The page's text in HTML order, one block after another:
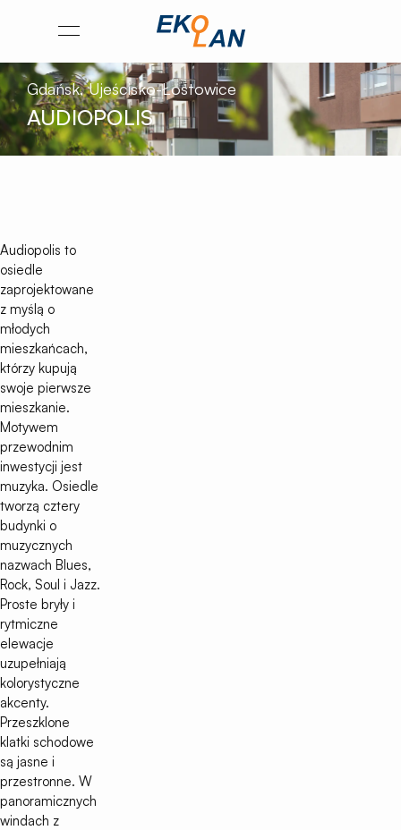
Przejdź
stronę
główną
Ekolan
Otwórz
Gdańsk, Ujeścisko-Łostowice
AUDIOPOLIS
Audiopolis to
osiedle
zaprojektowane
z myślą o
młodych
mieszkańcach,
którzy kupują
swoje pierwsze
mieszkanie.
Motywem
przewodnim
inwestycji jest
muzyka. Osiedle
tworzą cztery
budynki o
muzycznych
nazwach Blues,
Rock, Soul i Jazz.
Proste bryły i
rytmiczne
elewacje
uzupełniają
kolorystyczne
akcenty.
Przeszklone
klatki schodowe
są jasne i
przestronne. W
panoramicznych
windach z